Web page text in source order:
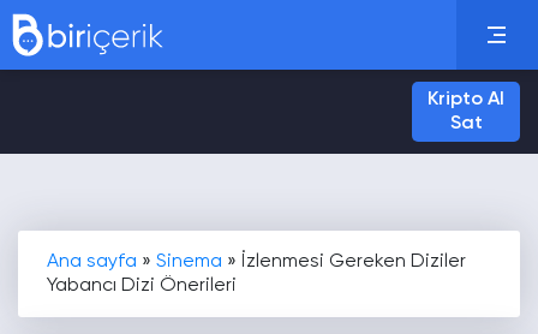
Kripto Al
Sat
Ana sayfa » Sinema »
İzlenmesi Gereken Diziler
Yabancı Dizi Önerileri